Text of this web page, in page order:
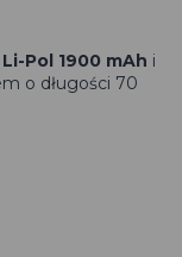
Pol 1900 mAh i
o długości 70